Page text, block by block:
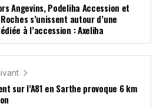
Angevins, Podeliha Accession et
s’unissent autour d’une
à l’accession : Axeliha
sur l’A81 en Sarthe provoque 6 km